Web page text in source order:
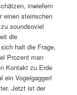
inwiefern
einen steirischen
soundsoviel
die
halt die Frage,
Prozent man
Kontakt zu Erde
ein Vogelgaggerl
Jetzt ist der